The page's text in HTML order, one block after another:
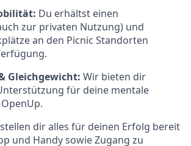
Du erhältst einen
zur privaten Nutzung) und
an den Picnic Standorten
Gleichgewicht: Wir bieten dir
für deine mentale
dir alles für deinen Erfolg bereit
und Handy sowie Zugang zu